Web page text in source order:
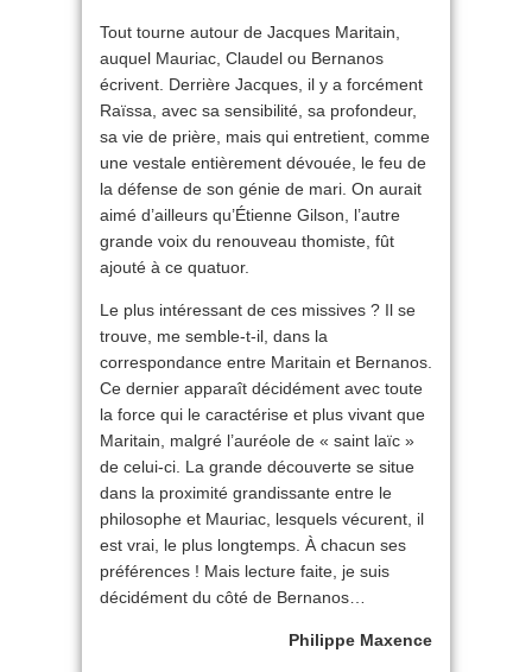
Tout tourne autour de Jacques Maritain,
auquel Mauriac, Claudel ou Bernanos
écrivent. Derrière Jacques, il y a forcément
Raïssa, avec sa sensibilité, sa profondeur,
sa vie de prière, mais qui entretient, comme
une vestale entièrement dévouée, le feu de
la défense de son génie de mari. On aurait
aimé d’ailleurs qu’Étienne Gilson, l’autre
grande voix du renouveau thomiste, fût
ajouté à ce quatuor.
Le plus intéressant de ces missives ? Il se
trouve, me semble-t-il, dans la
correspondance entre Maritain et Bernanos.
Ce dernier apparaît décidément avec toute
la force qui le caractérise et plus vivant que
Maritain, malgré l’auréole de « saint laïc »
de celui-ci. La grande découverte se situe
dans la proximité grandissante entre le
philosophe et Mauriac, lesquels vécurent, il
est vrai, le plus longtemps. À chacun ses
préférences ! Mais lecture faite, je suis
décidément du côté de Bernanos…
Philippe Maxence